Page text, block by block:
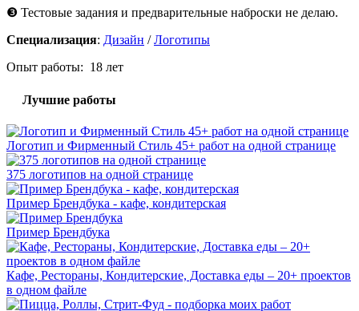
❸ Тестовые задания и предварительные наброски не делаю.
Специализация: Дизайн /Логотипы
Опыт работы: 18 лет
Лучшие работы
Логотип и Фирменный Стиль 45+ работ на одной странице
375 логотипов на одной странице
Пример Брендбука - кафе, кондитерская
Пример Брендбука
Кафе, Рестораны, Кондитерские, Доставка еды – 20+ проектов
в одном файле